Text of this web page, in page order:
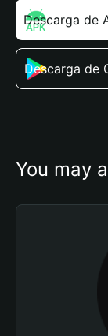
Descarga de
Descarga de
You may